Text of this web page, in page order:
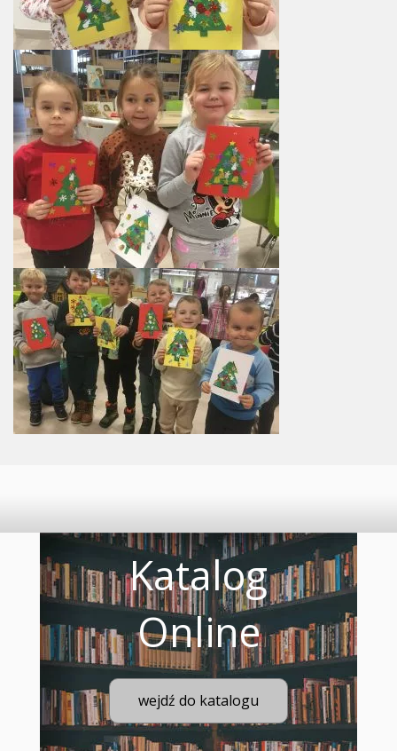
Katalog
Online
wejdź do katalogu